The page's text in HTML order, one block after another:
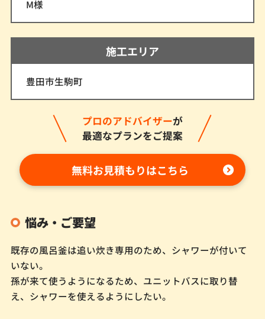
M様
施工エリア
豊田市生駒町
プロのアドバイザーが
最適なプランをご提案
無料お見積もりはこちら
悩み・ご要望
既存の風呂釜は追い炊き専用のため、シャワーが付いて
いない。
孫が来て使うようになるため、ユニットバスに取り替
え、シャワーを使えるようにしたい。